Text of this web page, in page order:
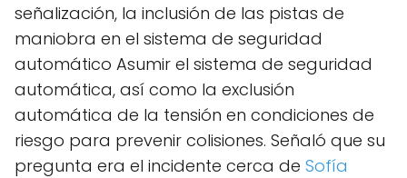
señalización, la inclusión de las pistas de
maniobra en el sistema de seguridad
automático Asumir el sistema de seguridad
automática, así como la exclusión
automática de la tensión en condiciones de
riesgo para prevenir colisiones. Señaló que su
pregunta era el incidente cerca de Sofía